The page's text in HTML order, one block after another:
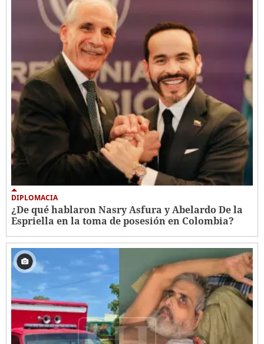
DIPLOMACIA
¿De qué hablaron Nasry Asfura y Abelardo De la
Espriella en la toma de posesión en Colombia?